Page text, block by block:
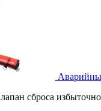
сброса